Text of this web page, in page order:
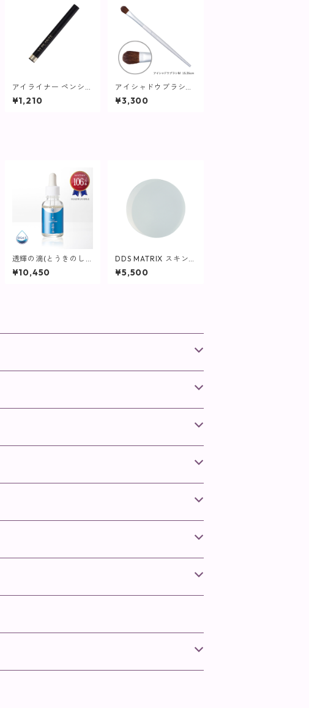
アイライナー ペンシル
ホルダー【ヴィプラン
ツ】
¥1,210
アイシャドウブラシM
【ヴィプランツ】
¥3,300
透輝の滴(とうきのし
ずく) 30mL【美容
液】
¥10,450
DDS MATRIX スキン
ケアソープ/容量80g
¥5,500